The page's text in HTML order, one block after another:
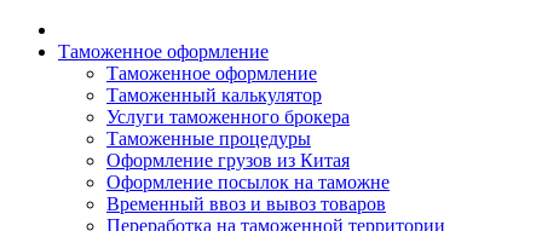
Таможенное оформление
Таможенное оформление
Таможенный калькулятор
Услуги таможенного брокера
Таможенные процедуры
Оформление грузов из Китая
Оформление посылок на таможне
Временный ввоз и вывоз товаров
Переработка на таможенной территории